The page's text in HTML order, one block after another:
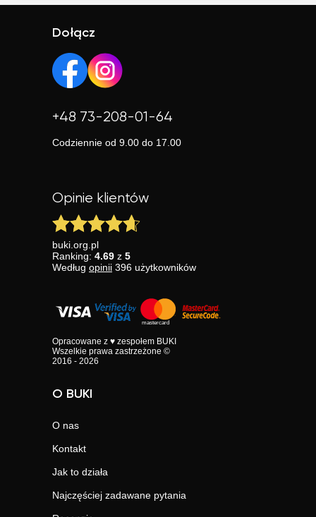
Dołącz
+48 73-208-01-64
Codziennie od 9.00 do 17.00
Opinie klientów
buki.org.pl
Ranking: 4.69 z 5
Według opinii 396 użytkowników
Opracowane z ♥ zespołem BUKI
Wszelkie prawa zastrzeżone ©
2016 - 2026
O BUKI
O nas
Kontakt
Jak to działa
Najczęściej zadawane pytania